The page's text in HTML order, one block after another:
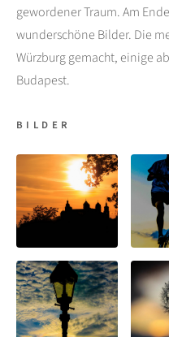
gewordener Traum. Am
wunderschöne Bilder. Die
Würzburg gemacht, einige
Budapest.
BILDER